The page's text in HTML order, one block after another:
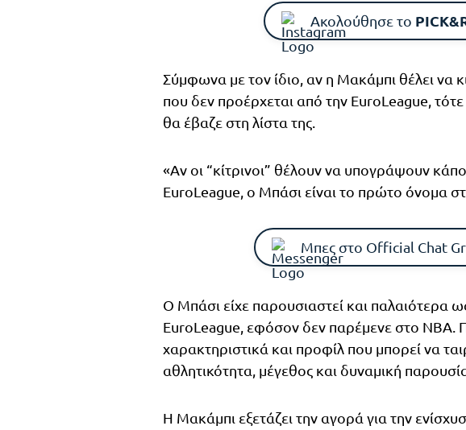
Ακολούθησε το
Σύμφωνα με τον ίδιο, αν η Μακάμπι θέλει να
που δεν προέρχεται από την EuroLeague,
θα έβαζε στη λίστα της.
«Αν οι “κίτρινοι” θέλουν να υπογράψουν
EuroLeague, ο Μπάσι είναι το πρώτο όνομα
Μπες στο Official Chat
Ο Μπάσι είχε παρουσιαστεί και παλαιότερα
EuroLeague, εφόσον δεν παρέμενε στο NBA.
χαρακτηριστικά και προφίλ που μπορεί να
αθλητικότητα, μέγεθος και δυναμική
Η Μακάμπι εξετάζει την αγορά για την